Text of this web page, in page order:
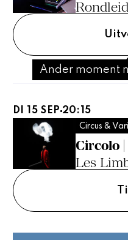
Ander moment
Circolo
Les
Circus &
DI 15 SEP 20:15